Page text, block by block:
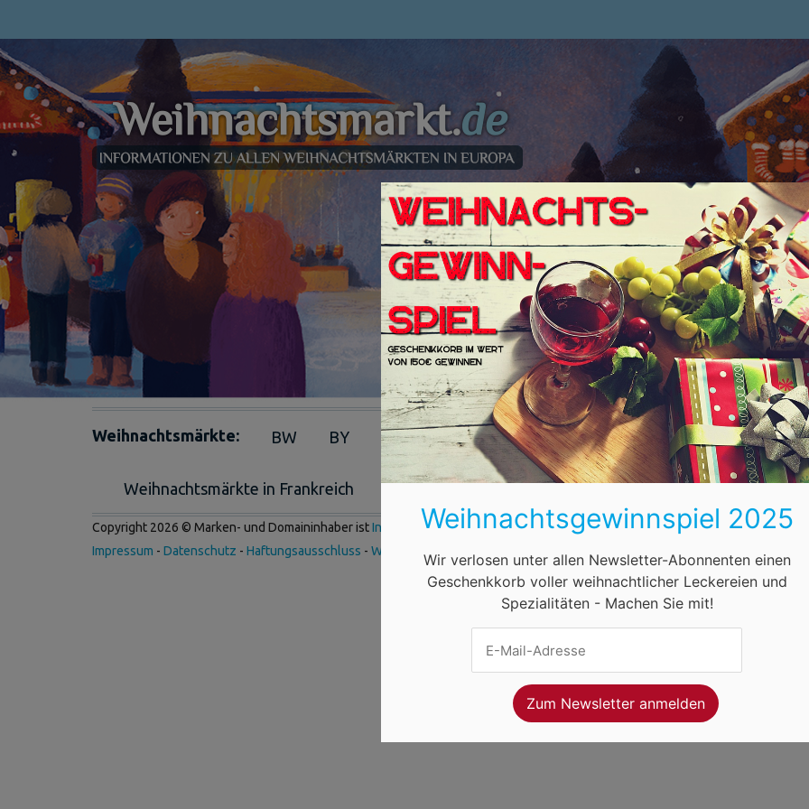
Weihnachtsmärkte: BW BY BE BB HB HH HE MV NI NW
Weihnachtsmärkte in Frankreich Weihnachtsmärkte in Österreich Öffnungszeiten
Copyright 2026 © Marken- und Domaininhaber istInternet Ventures . Webseitenbetreiber istVolo Media.
Impressum - Datenschutz - Haftungsausschluss - Werbung
Weihnachtsgewinnspiel 2025
Wir verlosen unter allen Newsletter-Abonnenten einen
Geschenkkorb voller weihnachtlicher Leckereien und
Spezialitäten - Machen Sie mit!